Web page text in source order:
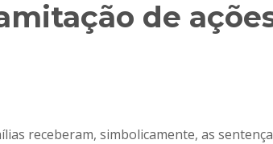
de
receberam, simbolicamente, as